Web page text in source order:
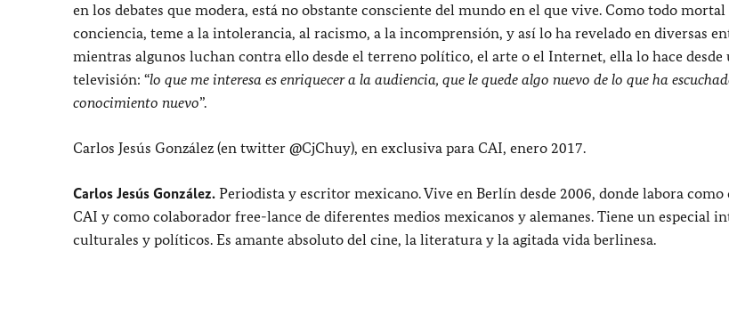
en los debates que modera, está no obstante consciente del mundo en el que vive. Como todo mortal
conciencia, teme a la intolerancia, al racismo, a la incomprensión, y así lo ha revelado en diversas
mientras algunos luchan contra ello desde el terreno político, el arte o el Internet, ella lo hace desde
televisión: “lo que me interesa es enriquecer a la audiencia, que le quede algo nuevo de lo que ha
conocimiento nuevo”.
Carlos Jesús González (en twitter @CjChuy), en exclusiva para CAI, enero 2017.
Carlos Jesús González. Periodista y escritor mexicano. Vive en Berlín desde 2006, donde labora como
CAI y como colaborador free-lance de diferentes medios mexicanos y alemanes. Tiene un especial
culturales y políticos. Es amante absoluto del cine, la literatura y la agitada vida berlinesa.